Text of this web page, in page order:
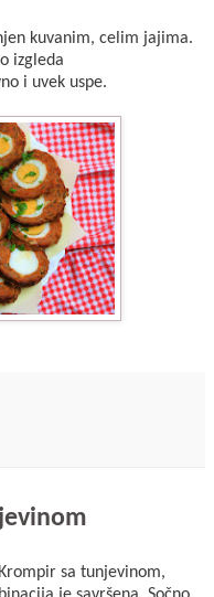
kuvanim, celim jajima.
izgleda
i uvek uspe.
sa tunjevinom,